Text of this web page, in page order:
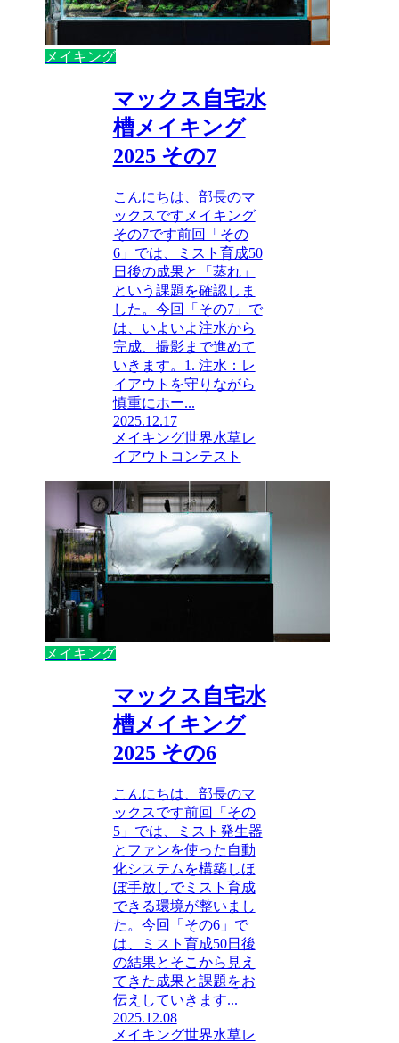
メイキング
マックス自宅水
槽メイキング
2025 その7
こんにちは、部長のマ
ックスですメイキング
その7です前回「その
6」では、ミスト育成50
日後の成果と「蒸れ」
という課題を確認しま
した。今回「その7」で
は、いよいよ注水から
完成、撮影まで進めて
いきます。1. 注水：レ
イアウトを守りながら
慎重にホー...
2025.12.17
メイキング世界水草レ
イアウトコンテスト
メイキング
マックス自宅水
槽メイキング
2025 その6
こんにちは、部長のマ
ックスです前回「その
5」では、ミスト発生器
とファンを使った自動
化システムを構築しほ
ぼ手放しでミスト育成
できる環境が整いまし
た。今回「その6」で
は、ミスト育成50日後
の結果とそこから見え
てきた成果と課題をお
伝えしていきます...
2025.12.08
メイキング世界水草レ